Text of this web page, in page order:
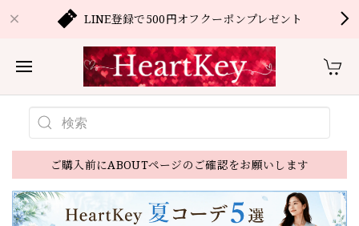
LINE登録で500円オフクーポンプレゼント
ご購入前にABOUTページのご確認をお願いします